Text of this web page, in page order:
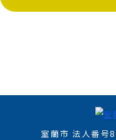
室蘭市 法人番